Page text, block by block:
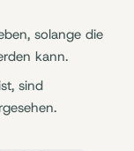
solange die
kann.
sind